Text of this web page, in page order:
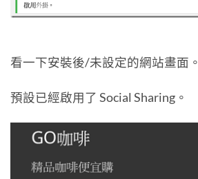
看一下安裝後/未設定的網站畫面。
預設已經啟用了 Social Sharing。